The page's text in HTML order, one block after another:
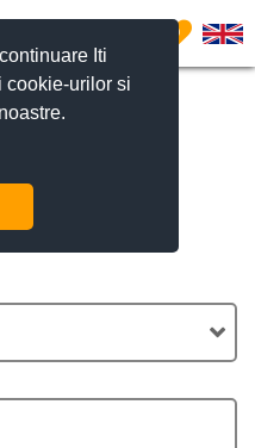
Iti
cookie-urilor si
0
ne